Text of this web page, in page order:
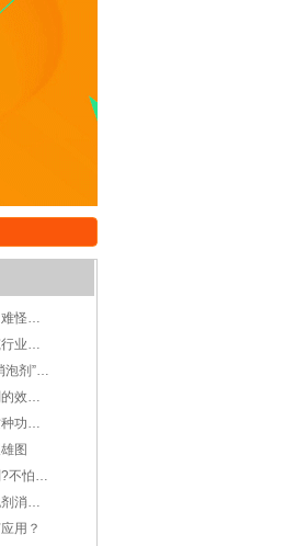
原来是没用池塘用消泡剂，难怪池塘中的泡沫控制不住！
聚羧酸减水剂消泡剂在建筑行业中的重大意义
电厂脱硫中使用“电厂脱硫消泡剂”是否真的可行？
粘合剂消泡剂会影响粘合剂的效果吗
玻璃水消泡剂，居然还有这种功效？
图
浮选起泡不使用浮选消泡剂?不怕影响到工程？
制浆起泡，中联邦制浆消泡剂消泡实录
用？